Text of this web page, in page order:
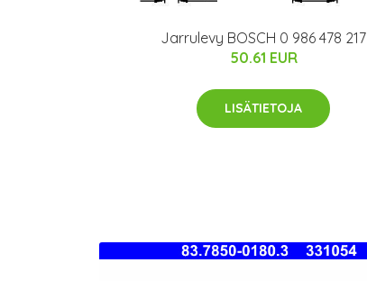
Jarrulevy BOSCH 0 986 478 217
50.61 EUR
LISÄTIETOJA